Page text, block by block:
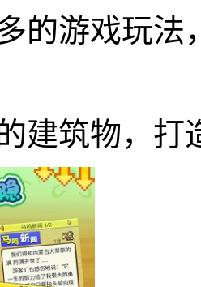
的游戏玩
建筑物，打